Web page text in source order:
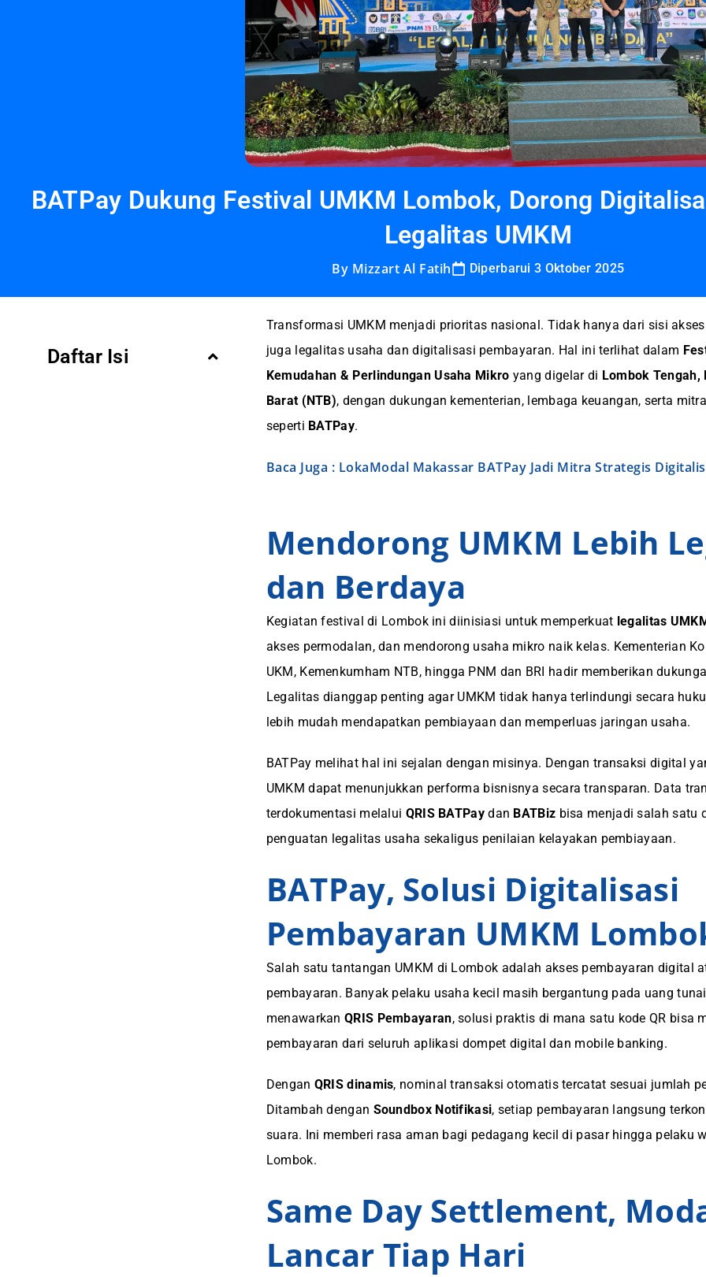
BATPay Dukung Festival UMKM Lombok, Dorong
Legalitas UMKM
By Mizzart Al Fatih Diperbarui 3 Oktober 2025
Daftar Isi
Transformasi UMKM menjadi prioritas nasional. Tidak hanya dari sisi
juga legalitas usaha dan digitalisasi pembayaran. Hal ini terlihat dalam
Kemudahan & Perlindungan Usaha Mikro yang digelar di Lombok Tengah,
Barat (NTB), dengan dukungan kementerian, lembaga keuangan, serta
seperti BATPay.
Baca Juga : LokaModal Makassar BATPay Jadi Mitra Strategis
Mendorong UMKM Lebih
dan Berdaya
Kegiatan festival di Lombok ini diinisiasi untuk memperkuat legalitas
akses permodalan, dan mendorong usaha mikro naik kelas. Kementerian
UKM, Kemenkumham NTB, hingga PNM dan BRI hadir memberikan
Legalitas dianggap penting agar UMKM tidak hanya terlindungi secara
lebih mudah mendapatkan pembiayaan dan memperluas jaringan usaha.
BATPay melihat hal ini sejalan dengan misinya. Dengan transaksi digital
UMKM dapat menunjukkan performa bisnisnya secara transparan. Data
terdokumentasi melalui QRIS BATPaydan BATBiz bisa menjadi salah satu
penguatan legalitas usaha sekaligus penilaian kelayakan pembiayaan.
BATPay, Solusi Digitalisasi
Pembayaran UMKM
Salah satu tantangan UMKM di Lombok adalah akses pembayaran digital
pembayaran. Banyak pelaku usaha kecil masih bergantung pada uang
menawarkanQRIS Pembayaran, solusi praktis di mana satu kode QR bisa
pembayaran dari seluruh aplikasi dompet digital dan mobile banking.
Dengan QRIS dinamis, nominal transaksi otomatis tercatat sesuai jumlah
Ditambah dengan Soundbox Notifikasi, setiap pembayaran langsung
suara. Ini memberi rasa aman bagi pedagang kecil di pasar hingga pelaku
Lombok.
Same Day Settlement,
Lancar Tiap Hari